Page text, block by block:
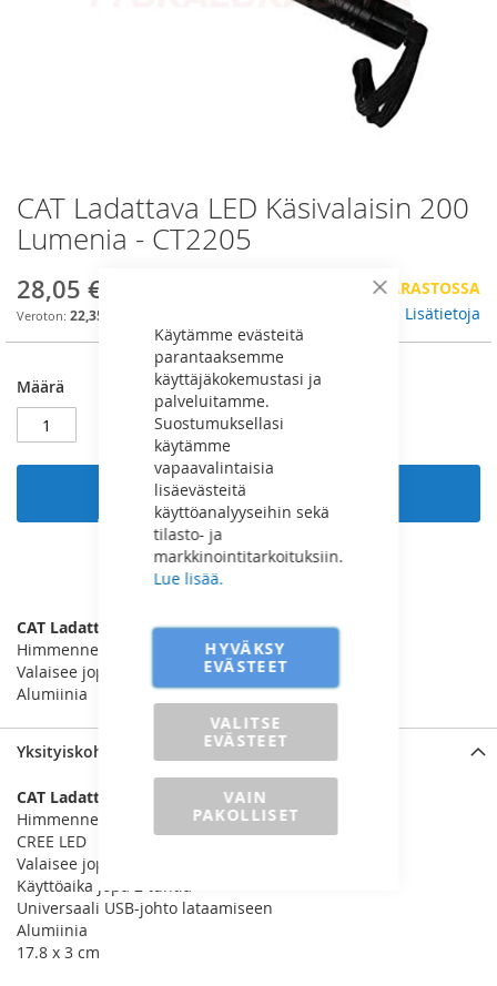
Sulje
Käytämme evästeitä
parantaaksemme
käyttäjäkokemustasi ja
palveluitamme.
Suostumuksellasi
käytämme
vapaavalintaisia
lisäevästeitä
käyttöanalyyseihin sekä
tilasto- ja
markkinointitarkoituksiin.
Lue lisää.
HYVÄKSY
EVÄSTEET
VALITSE
EVÄSTEET
VAIN
PAKOLLISET
Skip
to
the
of
the
CAT Ladattava LED Käsivalaisin 200
Lumenia - CT2205
28,05 €
22,35 €
8VARASTOSSA
Lisätietoja
Määrä
Lisää ostoskoriin
LISÄÄ VERTAILUUN
CAT Ladattava LED käsivalaisin
Himmennettävä: 15-200 lum
Valaisee jopa 80 metrin päähän
Alumiinia
Yksityiskohdat
CAT Ladattava LED käsivalaisin
Himmennettävä: 15-200 lum
CREE LED
Valaisee jopa 80 metrin päähän
Käyttöaika jopa 2 tuntia
Universaali USB-johto lataamiseen
Alumiinia
17.8 x 3 cm